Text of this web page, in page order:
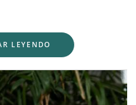
LEYENDO